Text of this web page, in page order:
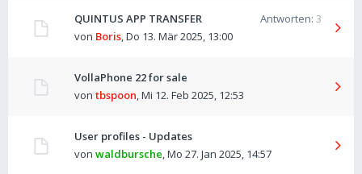
QUINTUS APP TRANSFER Antworten: 3
von Boris,Do 13. Mär 2025, 13:00
VollaPhone 22 for sale
von tbspoon,Mi 12. Feb 2025, 12:53
User profiles - Updates
von waldbursche,Mo 27. Jan 2025, 14:57